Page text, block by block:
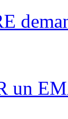
un